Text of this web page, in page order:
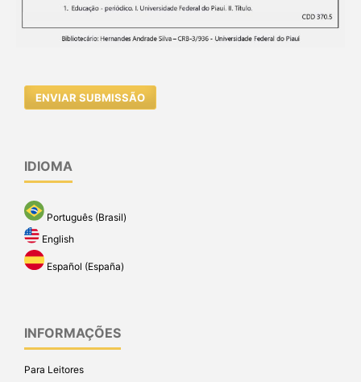
ENVIAR SUBMISSÃO
IDIOMA
Português (Brasil)
English
Español (España)
INFORMAÇÕES
Para Leitores